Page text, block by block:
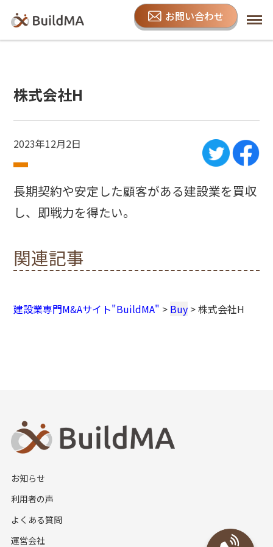
お問い合わせ
株式会社H
2023年12月2日
長期契約や安定した顧客がある建設業を買収
し、即戦力を得たい。
関連記事
建設業専門M&Aサイト"BuildMA" > Buy >株式会社H
お知らせ
利用者の声
よくある質問
運営会社